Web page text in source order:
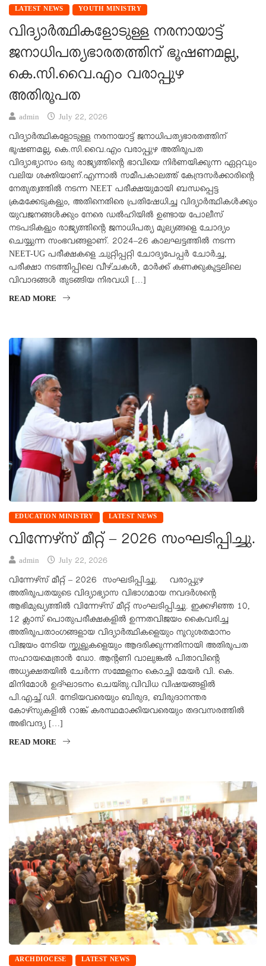
LATEST NEWS YOUTH MINISTRY
വിദ്യാർത്ഥികളോടുള്ള നരനായാട്ട്
ജനാധിപത്യഭാരതത്തിന് ഭൂഷണമല്ല,
കെ.സി.വൈ.എം വരാപ്പുഴ
അതിരൂപത
admin July 22, 2026
വിദ്യാർത്ഥികളോടുള്ള നരനായാട്ട് ജനാധിപത്യഭാരതത്തിന്
ഭൂഷണമല്ല, കെ.സി.വൈ.എം വരാപ്പുഴ അതിരൂപത
വിദ്യാഭ്യാസം ഒരു രാജ്യത്തിന്റെ ഭാവിയെ നിർണയിക്കുന്ന ഏറ്റവും
വലിയ ശക്തിയാണ്.എന്നാൽ സമീപകാലത്ത് കേന്ദ്രസർക്കാരിന്റെ
നേതൃത്വത്തിൽ നടന്ന NEET പരീക്ഷയുമായി ബന്ധപ്പെട്ട
ക്രമക്കേടുകളും, അതിനെതിരെ പ്രതിഷേധിച്ച വിദ്യാർത്ഥികൾക്കും
യുവജനങ്ങൾക്കും നേരെ ഡൽഹിയിൽ ഉണ്ടായ പോലീസ്
നടപടികളും രാജ്യത്തിന്റെ ജനാധിപത്യ മൂല്യങ്ങളെ ചോദ്യം
ചെയ്യുന്ന സംഭവങ്ങളാണ്. 2024–26 കാലഘട്ടത്തിൽ നടന്ന
NEET-UG പരീക്ഷകളെ ചുറ്റിപ്പറ്റി ചോദ്യപേപ്പർ ചോർച്ച,
പരീക്ഷാ നടത്തിപ്പിലെ വീഴ്ചകൾ, മാർക്ക് കണക്കുകൂട്ടലിലെ
വിവാദങ്ങൾ തുടങ്ങിയ നിരവധി […]
READ MORE
EDUCATION MINISTRY LATEST NEWS
വിന്നേഴ്‌സ് മീറ്റ് – 2026 സംഘടിപ്പിച്ചു.
admin July 22, 2026
വിന്നേഴ്‌സ് മീറ്റ് – 2026 സംഘടിപ്പിച്ചു. വരാപ്പുഴ
അതിരൂപതയുടെ വിദ്യാഭ്യാസ വിഭാഗമായ നവദർശന്റെ
ആഭിമുഖ്യത്തിൽ വിന്നേഴ്‌സ് മീറ്റ് സംഘടിപ്പിച്ചു. ഇക്കഴിഞ്ഞ 10,
12 ക്ലാസ് പൊതുപരീക്ഷകളിൽ ഉന്നതവിജയം കൈവരിച്ച
അതിരൂപതാംഗങ്ങളായ വിദ്യാർത്ഥികളെയും നൂറുശതമാനം
വിജയം നേടിയ സ്കൂളുകളെയും ആദരിക്കുന്നതിനായി അതിരൂപത
സഹായമെത്രാൻ ഡോ. ആൻ്റണി വാലുങ്കൽ പിതാവിന്റെ
അധ്യക്ഷതയിൽ ചേർന്ന സമ്മേളനം കൊച്ചി മേയർ വി. കെ.
മിനിമോൾ ഉദ്ഘാടനം ചെയ്തു.വിവിധ വിഷയങ്ങളിൽ
പി.എച്ച്.ഡി. നേടിയവരെയും ബിരുദ, ബിരുദാനന്തര
കോഴ്സുകളിൽ റാങ്ക് കരസ്ഥമാക്കിയവരെയും തദവസരത്തിൽ
അഭിവന്ദ്യ […]
READ MORE
ARCHDIOCESE LATEST NEWS